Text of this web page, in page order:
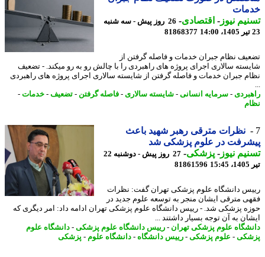
نیوز-اقتصادی-
26 روز پیش - سه شنبه
81868377
نظام جبران خدمات و فاصله گرفتن از
سالاری اجرای پروژه های راهبردی را با چالش رو به رو میکند. - تضعیف
جبران خدمات و فاصله گرفتن از شایسته سالاری اجرای پروژه های راهبردی
-سرمایه انسانی-شایسته سالاری- فاصله گرفتن -تضعیف-خدمات-
نظرات مترقی رهبر شهید باعث
در علوم پزشکی شد
نیوز-پزشکی-
27 روز پیش - دوشنبه 22
81861596
دانشگاه علوم پزشکی تهران گفت: نظرات
مترقی ایشان منجر به توسعه علوم جدید در
پزشکی شد. - رییس دانشگاه علوم پزشکی تهران ادامه داد: امر دیگری که
به آن توجه بسیار داشتند ...
علوم پزشکی تهران- رییس دانشگاه علوم پزشکی-دانشگاه علوم
-علوم پزشکی-رییس دانشگاه-دانشگاه علوم-پزشکی